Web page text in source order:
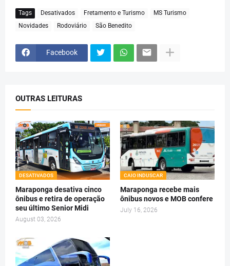
Tags Desativados Fretamento e Turismo
MS Turismo
Novidades
Rodoviário São Benedito
Facebook
OUTRAS LEITURAS
DESATIVADOS
Maraponga desativa cinco
ônibus e retira de operação
seu último Senior Midi
August 03, 2026
CAIO INDUSCAR
Maraponga recebe mais
ônibus novos e MOB confere
July 16, 2026